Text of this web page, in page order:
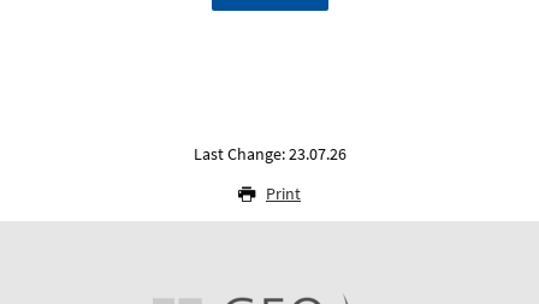
Last Change: 23.07.26
Print